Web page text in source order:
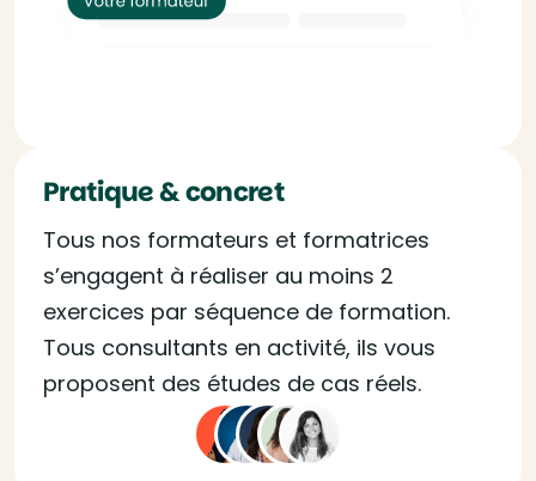
Pratique & concret
Tous nos formateurs et formatrices
s’engagent à réaliser au moins 2
exercices par séquence de formation.
Tous consultants en activité, ils vous
proposent des études de cas réels.